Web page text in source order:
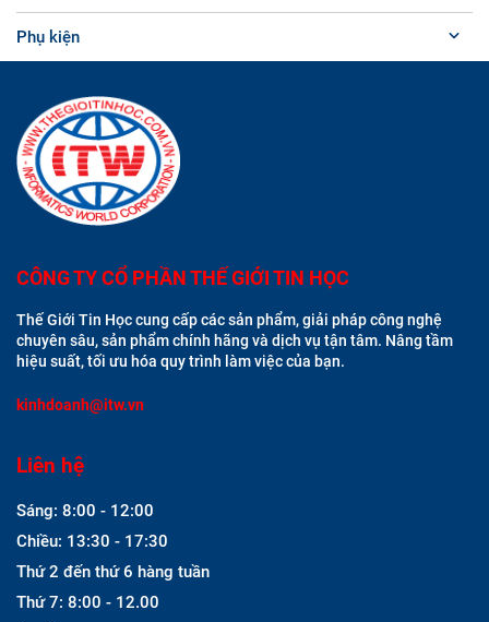
Phụ kiện
CÔNG TY CỔ PHẦN THẾ GIỚI TIN HỌC
Thế Giới Tin Học cung cấp các sản phẩm, giải pháp công nghệ
chuyên sâu, sản phẩm chính hãng và dịch vụ tận tâm. Nâng tầm
hiệu suất, tối ưu hóa quy trình làm việc của bạn.
kinhdoanh@itw.vn
Liên hệ
Sáng: 8:00 - 12:00
Chiều: 13:30 - 17:30
Thứ 2 đến thứ 6 hàng tuần
Thứ 7: 8:00 - 12.00